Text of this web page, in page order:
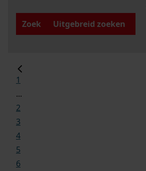
Zoek
Uitgebreid zoeken
1
...
2
3
4
5
6